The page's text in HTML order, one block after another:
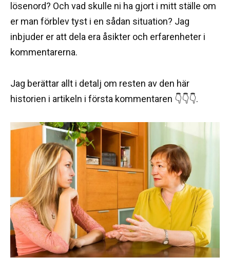
lösenord? Och vad skulle ni ha gjort i mitt ställe om
er man förblev tyst i en sådan situation? Jag
inbjuder er att dela era åsikter och erfarenheter i
kommentarerna.
Jag berättar allt i detalj om resten av den här
historien i artikeln i första kommentaren 👇👇👇.